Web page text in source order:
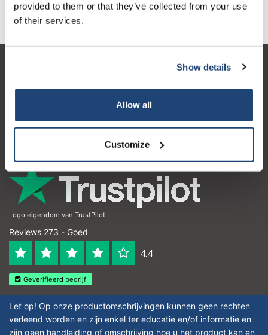
provided to them or that they’ve collected from your use
of their services.
Show details
Allow all
Customize
Informatie
Contactgegevens
Logo eigendom van TrustPilot
Reviews 273 - Goed
4.4
Geverifieerd bedrijf
Let op! Op onze productomschrijvingen kunnen geen rechten
verleend worden en zijn enkel ter educatie en/of informatie en
zijn geen handleiding of omschrijving hoe u het product kan en